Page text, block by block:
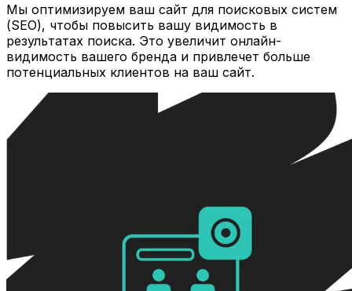
Мы оптимизируем ваш сайт для поисковых систем
(SEO), чтобы повысить вашу видимость в
результатах поиска. Это увеличит онлайн-
видимость вашего бренда и привлечет больше
потенциальных клиентов на ваш сайт.